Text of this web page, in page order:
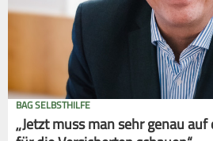
BAG SELBSTHILFE
„Jetzt muss man sehr genau